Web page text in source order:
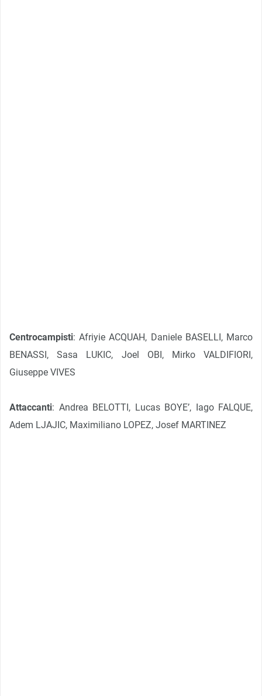
Centrocampisti: Afriyie ACQUAH, Daniele BASELLI, Marco
BENASSI, Sasa LUKIC, Joel OBI, Mirko VALDIFIORI,
Giuseppe VIVES
Attaccanti: Andrea BELOTTI, Lucas BOYE’, Iago FALQUE,
Adem LJAJIC, Maximiliano LOPEZ, Josef MARTINEZ